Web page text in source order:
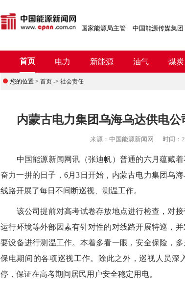
国家能源局主管 中国能源传媒集
首页 电力 新能源 油气 煤炭
您的位置 > 首页 -> 社会责任
内蒙古电力集团乌海乌达供电
来源： 中国能源新闻网 时间：
中国能源新闻网讯 （张迪帆） 普通的六月蕴藏
奋力一拼的日子，6月3日开始，内蒙古电力集团乌
线路开展了每日不间断巡视、测温工作。
该公司提前对高考试卷存放地点进行检查，对接
运行环境等外部因素有针对性的对线路开展特巡，
要设备进行测温工作。本着多看一眼，安全保险，
保电期间的各项巡视工作。除此之外，巡视人员深
停，保证在高考期间居民用户安全稳定用电。